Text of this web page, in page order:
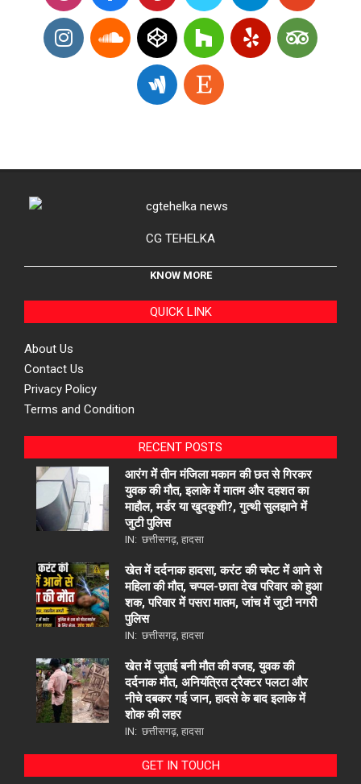
CG TEHELKA
KNOW MORE
QUICK LINK
About Us
Contact Us
Privacy Policy
Terms and Condition
RECENT POSTS
आरंग में तीन मंजिला मकान की छत से गिरकर
युवक की मौत, इलाके में मातम और दहशत का
माहौल, मर्डर या खुदकुशी?, गुत्थी सुलझाने में
जुटी पुलिस
IN: छत्तीसगढ़, हादसा
खेत में दर्दनाक हादसा, करंट की चपेट में आने से
महिला की मौत, चप्पल-छाता देख परिवार को हुआ
शक, परिवार में पसरा मातम, जांच में जुटी नगरी
पुलिस
IN: छत्तीसगढ़, हादसा
खेत में जुताई बनी मौत की वजह, युवक की
दर्दनाक मौत, अनियंत्रित ट्रैक्टर पलटा और
नीचे दबकर गई जान, हादसे के बाद इलाके में
शोक की लहर
IN: छत्तीसगढ़, हादसा
GET IN TOUCH